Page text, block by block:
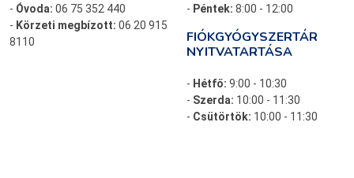
- Óvoda: 06 75 352 440
- Körzeti megbízott: 06 20 915
8110
- Péntek: 8:00 - 12:00
FIÓKGYÓGYSZERTÁR
NYITVATARTÁSA
- Hétfő: 9:00 - 10:30
- Szerda: 10:00 - 11:30
- Csütörtök: 10:00 - 11:30